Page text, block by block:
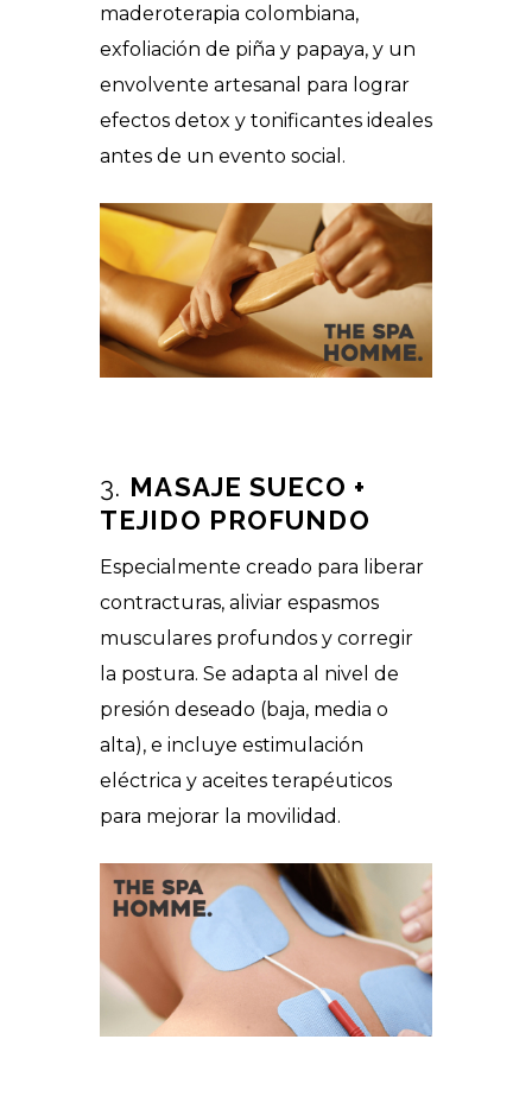
maderoterapia colombiana,
exfoliación de piña y papaya, y un
envolvente artesanal para lograr
efectos detox y tonificantes ideales
antes de un evento social.
3. MASAJE SUECO +
TEJIDO PROFUNDO
Especialmente creado para liberar
contracturas, aliviar espasmos
musculares profundos y corregir
la postura. Se adapta al nivel de
presión deseado (baja, media o
alta), e incluye estimulación
eléctrica y aceites terapéuticos
para mejorar la movilidad.